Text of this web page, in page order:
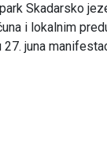
Skadarsko
i lokalnim
juna